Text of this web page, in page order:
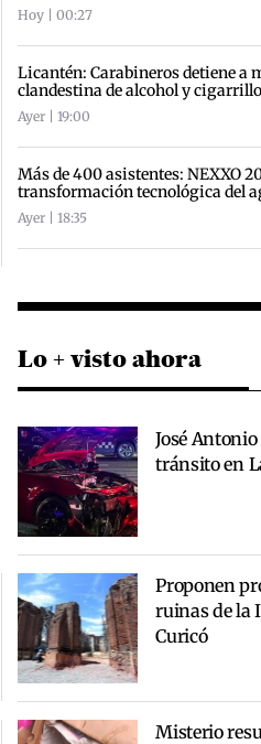
Hoy | 00:27
Licantén: Carabineros detiene a
clandestina de alcohol y
Ayer | 19:00
Más de 400 asistentes: NEXXO
transformación tecnológica del
Ayer | 18:35
Lo + visto ahora
José
tránsito en
Proponen
ruinas de la
Curicó
Misterio